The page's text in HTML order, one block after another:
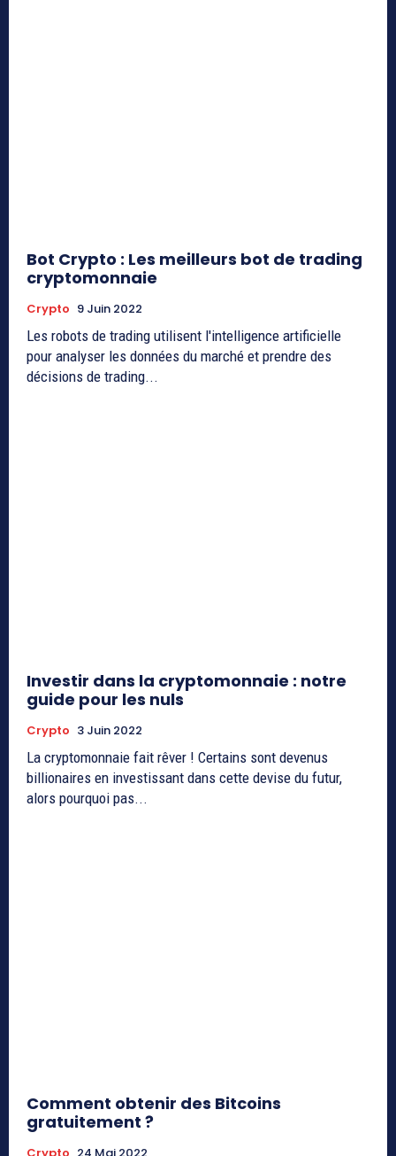
Bot Crypto : Les meilleurs bot de trading
cryptomonnaie
Crypto 9 Juin 2022
Les robots de trading utilisent l'intelligence artificielle
pour analyser les données du marché et prendre des
décisions de trading...
Investir dans la cryptomonnaie : notre
guide pour les nuls
Crypto 3 Juin 2022
La cryptomonnaie fait rêver ! Certains sont devenus
billionaires en investissant dans cette devise du futur,
alors pourquoi pas...
Comment obtenir des Bitcoins
gratuitement ?